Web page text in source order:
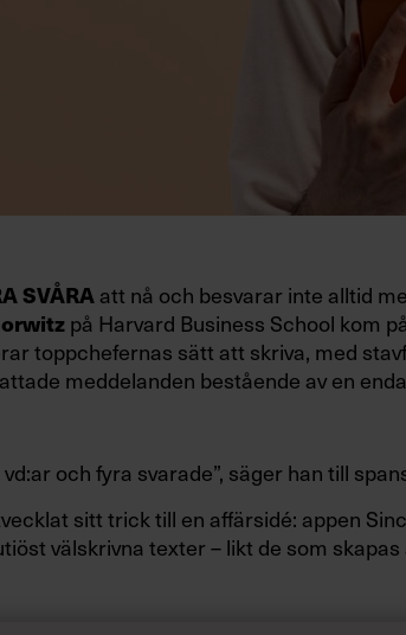
SVÅRAatt nå och besvarar inte alltid
på Harvard Business School kom
toppchefernas sätt att skriva, med
meddelanden bestående av en
och fyra svarade”, säger han till
sitt trick till en affärsidé: appen
välskrivna texter – likt de som